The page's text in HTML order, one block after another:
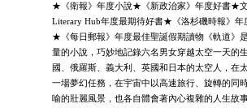
★《衛報》年度小說★《新政治家》年度好書★
Literary Hub年度最期待好書★《洛杉磯時報》年
★《每日郵報》年度最佳聖誕假期讀物《軌道》
量的小說，巧妙地記錄六名男女穿越太空一天的
國、俄羅斯、義大利、英國和日本的太空人，在
一場夢幻任務，在宇宙中以高速旅行、旋轉的同
喻的壯麗風景，也各自體會著內心複雜的人生故